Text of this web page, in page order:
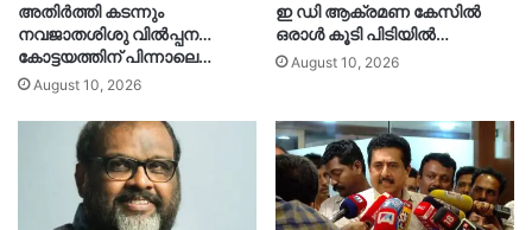
അതിർത്തി കടന്നും
നവജാതശിശു വിൽപ്പന…
കോട്ടയത്തിന് പിന്നാലെ…
August 10, 2026
ഇ ഡി ആക്രമണ കേസിൽ
ഒരാൾ കൂടി പിടിയിൽ…
August 10, 2026